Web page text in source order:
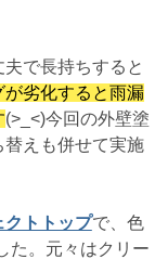
で長持ちすると
が劣化すると雨漏
(>_<)今回の外壁塗
えも併せて実施
クトトップで、色
た。元々はクリー